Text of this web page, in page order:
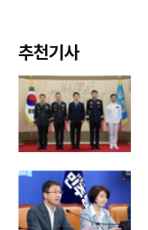
추천기사